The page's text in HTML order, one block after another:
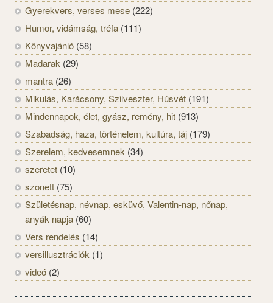
Gyerekvers, verses mese (222)
Humor, vidámság, tréfa (111)
Könyvajánló (58)
Madarak (29)
mantra (26)
Mikulás, Karácsony, Szilveszter, Húsvét (191)
Mindennapok, élet, gyász, remény, hit (913)
Szabadság, haza, történelem, kultúra, táj (179)
Szerelem, kedvesemnek (34)
szeretet (10)
szonett (75)
Születésnap, névnap, esküvő, Valentin-nap, nőnap,
anyák napja (60)
Vers rendelés (14)
versillusztrációk (1)
videó (2)